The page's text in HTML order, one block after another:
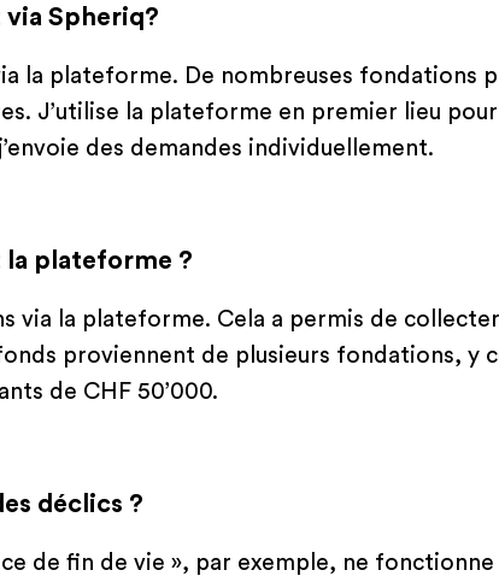
Spheriq?
la plateforme. De nombreuses fondations
J’utilise la plateforme en premier lieu
des demandes individuellement.
la plateforme ?
via la plateforme. Cela a permis de
proviennent de plusieurs fondations, y
de CHF 50’000.
déclics ?
de fin de vie », par exemple, ne